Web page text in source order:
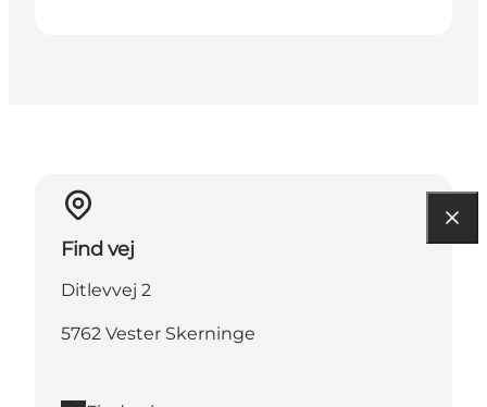
Find vej
Ditlevvej 2
5762 Vester Skerninge